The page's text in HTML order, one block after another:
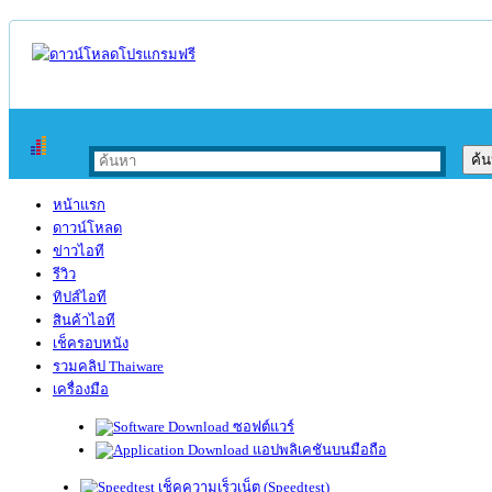
หน้าแรก
ดาวน์โหลด
ข่าวไอที
รีวิว
ทิปส์ไอที
สินค้าไอที
เช็ครอบหนัง
รวมคลิป Thaiware
เครื่องมือ
ซอฟต์แวร์
แอปพลิเคชันบนมือถือ
เช็คความเร็วเน็ต (Speedtest)